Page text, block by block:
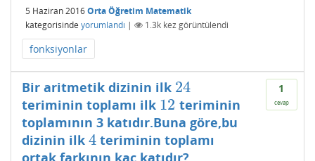
5 Haziran 2016Orta Öğretim Matematik
kategorisinde yorumlandı | 1.3k kez görüntülendi
fonksiyonlar
1
cevap
Bir aritmetik dizinin ilk 24
24
teriminin toplamı ilk 12
12 teriminin
toplamının 3 katıdır.Buna göre,bu
dizinin ilk 4
4 teriminin toplamı